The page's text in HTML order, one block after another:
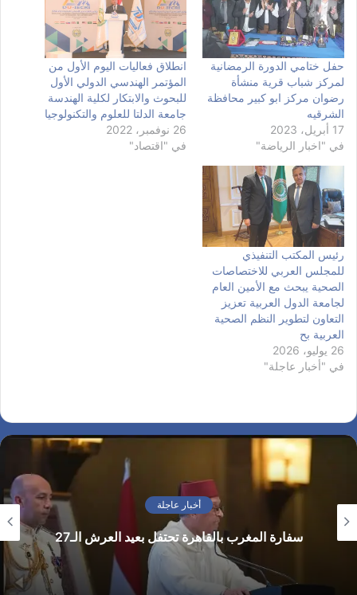
حفل ختامي الدورة الرمضانية
لمركز شباب قرية منشأة
رضوان مركز ابو كبير محافظة
الشرقيه
17 أبريل، 2023
في "اخبار الرياضة"
انطلاق فعاليات اليوم الأول من
المؤتمر الهندسي الدولي الأول
للبحوث والابتكار لكلية الهندسة
جامعة الدلتا للعلوم والتكنولوجيا
26 نوفمبر، 2022
في "اقتصاد"
رئيس المكتب التنفيذي
للمجلس العربي للاختصاصات
الصحية يبحث مع الأمين العام
لجامعة الدول العربية تعزيز
التعاون لتطوير النظم الصحية
العربية بح
26 يوليو، 2026
في "أخبار عاجلة"
أخبار عاجلة
سفارة المغرب بالقاهرة تحتفل بعيد العرش الـ27